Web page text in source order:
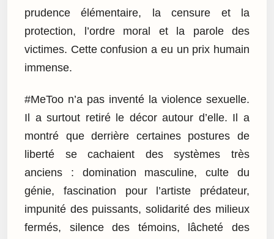
prudence élémentaire, la censure et la
protection, l’ordre moral et la parole des
victimes. Cette confusion a eu un prix humain
immense.
#MeToo n’a pas inventé la violence sexuelle.
Il a surtout retiré le décor autour d’elle. Il a
montré que derrière certaines postures de
liberté se cachaient des systèmes très
anciens : domination masculine, culte du
génie, fascination pour l’artiste prédateur,
impunité des puissants, solidarité des milieux
fermés, silence des témoins, lâcheté des